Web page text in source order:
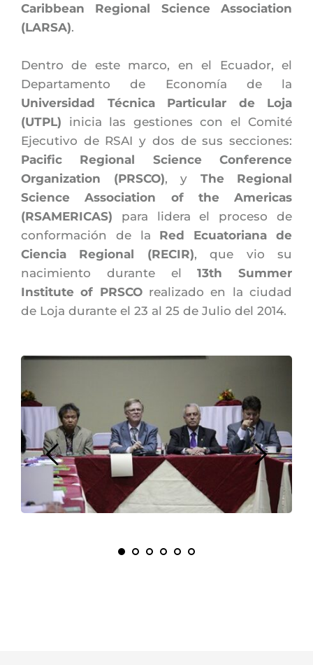
Caribbean Regional Science Association
(LARSA).
Dentro de este marco, en el Ecuador, el
Universidad Técnica Particular de Loja
(UTPL) inicia las gestiones con el Comité
Pacific Regional Science Conference
Organization (PRSCO), y The Regional
Science Association of the Americas
(RSAMERICAS) para lidera el proceso de
conformación de la Red Ecuatoriana de
Ciencia Regional (RECIR), que vio su
nacimiento durante el 13th Summer
Institute of PRSCO realizado en la ciudad
de Loja durante el 23 al 25 de Julio del 2014.